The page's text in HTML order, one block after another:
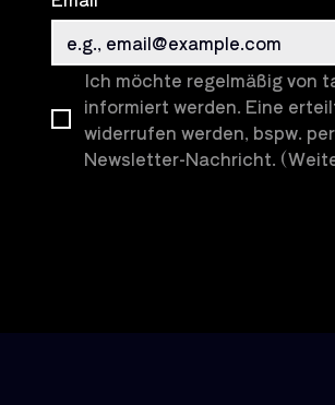
Ich möchte regelmäßig von
informiert werden. Eine
widerrufen werden, bspw.
Newsletter-Nachricht.